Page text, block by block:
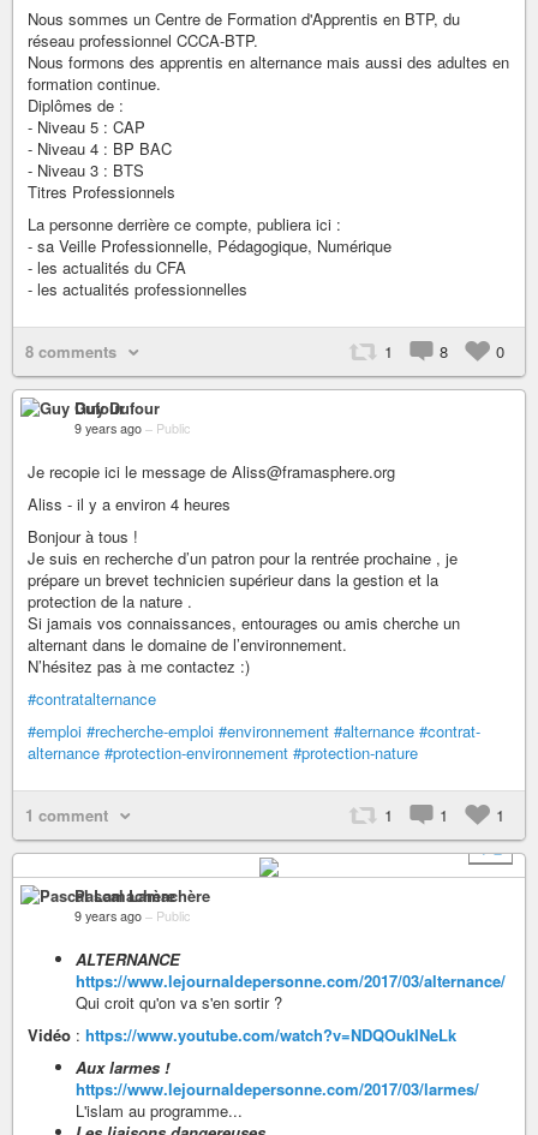
Nous sommes un Centre de Formation d'Apprentis en BTP, du
réseau professionnel CCCA-BTP.
Nous formons des apprentis en alternance mais aussi des adultes en
formation continue.
Diplômes de :
- Niveau 5 : CAP
- Niveau 4 : BP BAC
- Niveau 3 : BTS
Titres Professionnels
La personne derrière ce compte, publiera ici :
- sa Veille Professionnelle, Pédagogique, Numérique
- les actualités du CFA
- les actualités professionnelles
8 comments 1 8 0
Guy Dufour
9 years ago – Public
Je recopie ici le message de Aliss@framasphere.org
Aliss - il y a environ 4 heures
Bonjour à tous !
Je suis en recherche d’un patron pour la rentrée prochaine , je
prépare un brevet technicien supérieur dans la gestion et la
protection de la nature .
Si jamais vos connaissances, entourages ou amis cherche un
alternant dans le domaine de l’environnement.
N’hésitez pas à me contactez :)
#contratalternance
#emploi #recherche-emploi #environnement #alternance #contrat-
alternance #protection-environnement #protection-nature
1 comment 1 1
1
+ 2
Pascal Lamachère
9 years ago – Public
ALTERNANCE
https://www.lejournaldepersonne.com/2017/03/alternance/
Qui croit qu'on va s'en sortir ?
Vidéo : https://www.youtube.com/watch?v=NDQOukINeLk
Aux larmes !
https://www.lejournaldepersonne.com/2017/03/larmes/
L'islam au programme...